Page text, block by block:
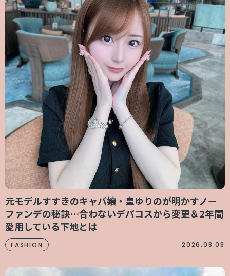
元モデルすすきのキャバ嬢・皇ゆりのが明かすノー
ファンデの秘訣…合わないデパコスから変更＆2年間
愛用している下地とは
FASHION 2026.03.03